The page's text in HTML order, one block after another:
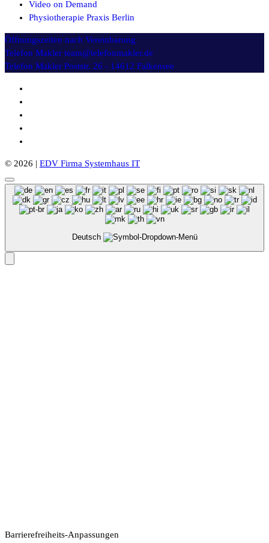
Video on Demand
Physiotherapie Praxis Berlin
Öffnungszeiten nach Vereinbarung
Telefon Makler team@telefonmakler.de
Telefon Makler Poststr. 26 - 14612 Falkensee
© 2026 | EDV Firma Systemhaus IT
Deutsch
Barrierefreiheits-Anpassungen